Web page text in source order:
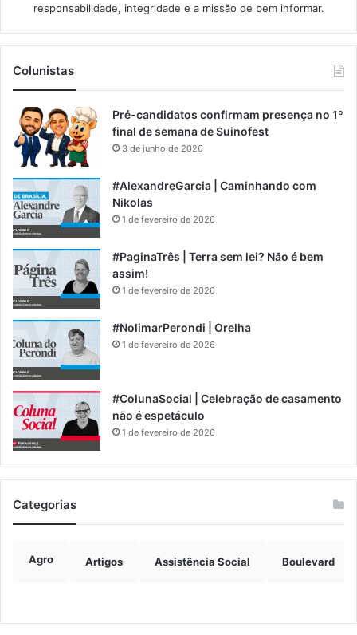
responsabilidade, integridade e a missão de bem informar.​
Colunistas
Pré-candidatos confirmam presença no 1º
final de semana de Suinofest
3 de junho de 2026
#AlexandreGarcia | Caminhando com
Nikolas
1 de fevereiro de 2026
#PaginaTrês | Terra sem lei? Não é bem
assim!
1 de fevereiro de 2026
#NolimarPerondi | Orelha
1 de fevereiro de 2026
#ColunaSocial | Celebração de casamento
não é espetáculo
1 de fevereiro de 2026
Categorias
Agro Artigos Assistência Social Boulevard